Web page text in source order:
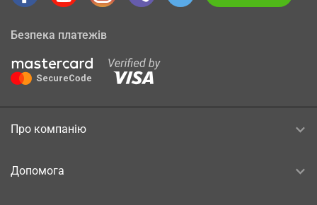
Безпека платежів
Про компанію
Допомога